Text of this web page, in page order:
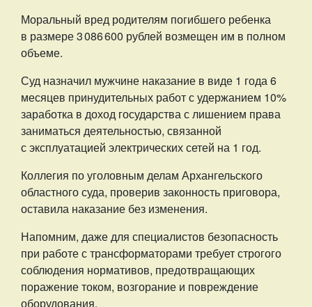
Моральный вред родителям погибшего ребенка
в размере 3 086 600 рублей возмещен им в полном
объеме.
Суд назначил мужчине наказание в виде 1 года 6
месяцев принудительных работ с удержанием 10%
заработка в доход государства с лишением права
заниматься деятельностью, связанной
с эксплуатацией электрических сетей на 1 год.
Коллегия по уголовным делам Архангельского
областного суда, проверив законность приговора,
оставила наказание без изменения.
Напомним, даже для специалистов безопасность
при работе с трансформаторами требует строгого
соблюдения нормативов, предотвращающих
поражение током, возгорание и повреждение
оборудования.